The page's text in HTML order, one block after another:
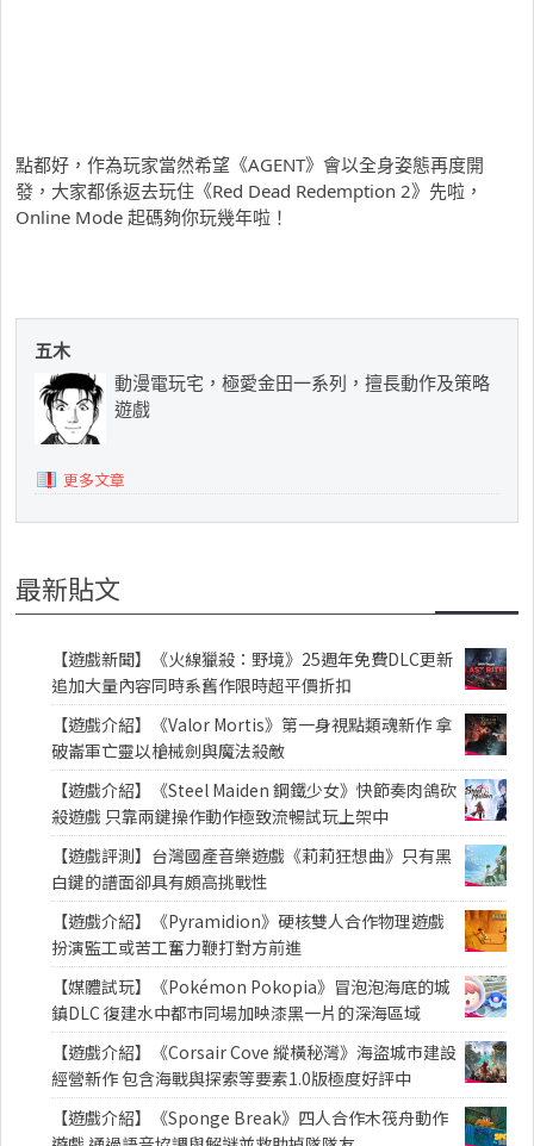
點都好，作為玩家當然希望《AGENT》會以全身姿態再度開
發，大家都係返去玩住《Red Dead Redemption 2》先啦，
Online Mode 起碼夠你玩幾年啦！
五木
動漫電玩宅，極愛金田一系列，擅長動作及策略
遊戲
更多文章
最新貼文
【遊戲新聞】《火線獵殺：野境》25週年免費DLC更新
追加大量內容同時系舊作限時超平價折扣
【遊戲介紹】《Valor Mortis》第一身視點類魂新作 拿
破崙軍亡靈以槍械劍與魔法殺敵
【遊戲介紹】《Steel Maiden 鋼鐵少女》快節奏肉鴿砍
殺遊戲 只靠兩鍵操作動作極致流暢試玩上架中
【遊戲評測】台灣國產音樂遊戲《莉莉狂想曲》只有黑
白鍵的譜面卻具有頗高挑戰性
【遊戲介紹】《Pyramidion》硬核雙人合作物理遊戲
扮演監工或苦工奮力鞭打對方前進
【媒體試玩】《Pokémon Pokopia》冒泡泡海底的城
鎮DLC 復建水中都市同場加映漆黑一片的深海區域
【遊戲介紹】《Corsair Cove 縱橫秘灣》海盜城市建設
經營新作 包含海戰與探索等要素1.0版極度好評中
【遊戲介紹】《Sponge Break》四人合作木筏舟動作